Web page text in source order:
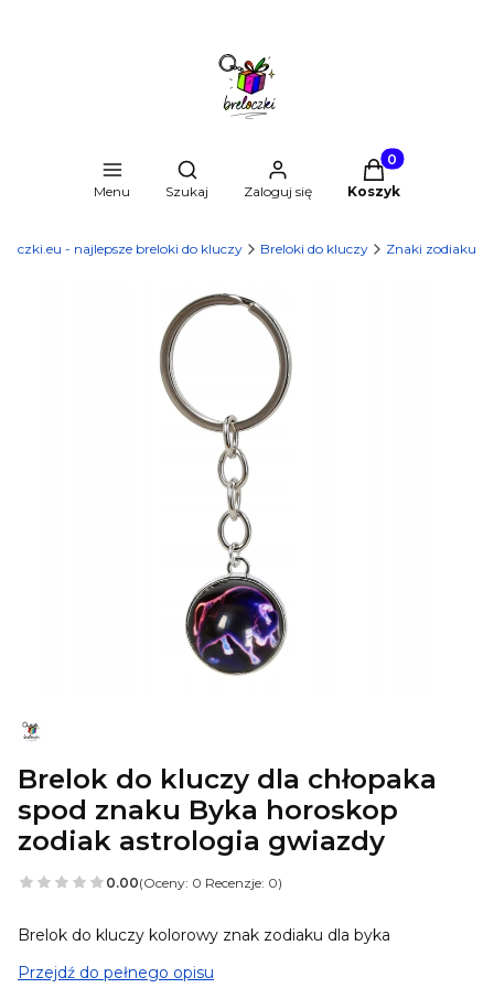
Menu
Otwórz wyszukiwarkę
Szukaj Zaloguj się
Produkty w
Koszyk
- najlepsze breloki do kluczy Breloki do kluczy Znaki zodiaku
Brelok do kluczy dla chłopaka
spod znaku Byka horoskop
zodiak astrologia gwiazdy
0.00(Oceny: 0 Recenzje: 0)
Brelok do kluczy kolorowy znak zodiaku dla byka
Przejdź do pełnego opisu